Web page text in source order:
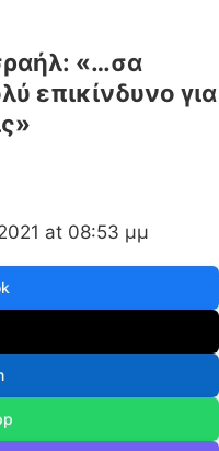
«…σα
επικίνδυνο για
at 08:53 μμ